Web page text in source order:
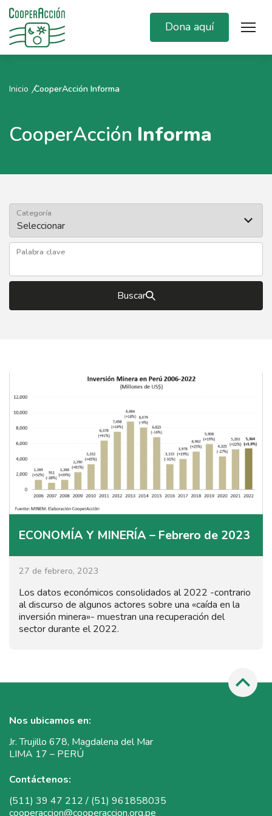
Dona aquí
Inicio CooperAcción Informa
CooperAcción Informa
Categoría
Palabra clave
Buscar
ECONOMÍA Y MINERÍA – Febrero de 2023
27 de febrero, 2023
Los datos económicos consolidados al 2022 -contrario
al discurso de algunos actores sobre una «caída en la
inversión minera»- muestran una recuperación del
sector durante el 2022.
Nos ubicamos en:
Jr. Trujillo 678, Magdalena del Mar
LIMA 17 – PERÚ
Contáctenos:
(511) 39 47 212 / (51) 961858035
cooperaccion@cooperaccion.org.pe